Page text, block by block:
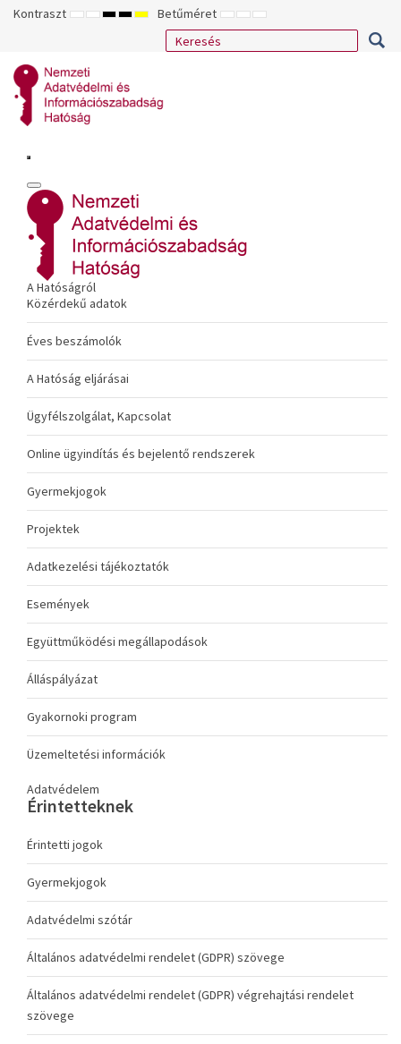
Kontraszt ALAPÉRTELMEZETT
ÉJSZAKAI
NAGY
KONTRASZTÚ
NAGY
KONTRASZTÚ
NAGY
KONTRASZTÚ
SÁRGA
FEKETE
Betűméret KISEBB
BETŰTÍPUS
ALAPÉRTELMEZETT
BETŰMÉRET
NAGYOBB
BETŰMÉRET
A Hatóságról
Közérdekű adatok
Éves beszámolók
A Hatóság eljárásai
Ügyfélszolgálat, Kapcsolat
Online ügyindítás és bejelentő rendszerek
Gyermekjogok
Projektek
Adatkezelési tájékoztatók
Események
Együttműködési megállapodások
Álláspályázat
Gyakornoki program
Üzemeltetési információk
Adatvédelem
Érintetteknek
Érintetti jogok
Gyermekjogok
Adatvédelmi szótár
Általános adatvédelmi rendelet (GDPR) szövege
Általános adatvédelmi rendelet (GDPR) végrehajtási rendelet
szövege